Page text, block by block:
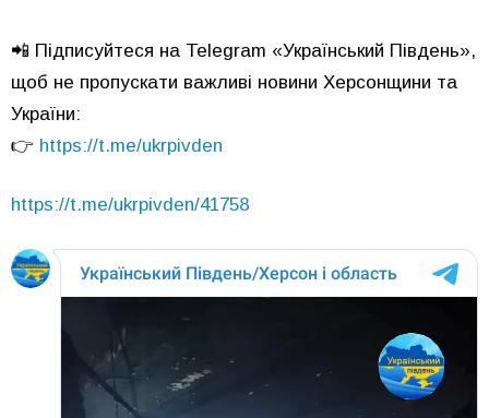
📲 Підписуйтеся на Telegram «Український Південь»,
щоб не пропускати важливі новини Херсонщини та
України:
👉 https://t.me/ukrpivden
https://t.me/ukrpivden/41758